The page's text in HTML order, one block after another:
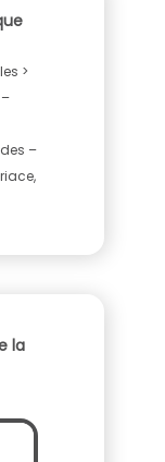
>
–
la